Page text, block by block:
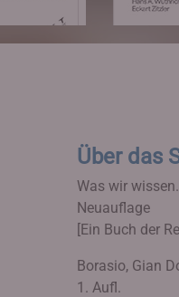
Über das
Was wir
Neuauflage
[Ein Buch der
Borasio, Gian
1. Aufl.